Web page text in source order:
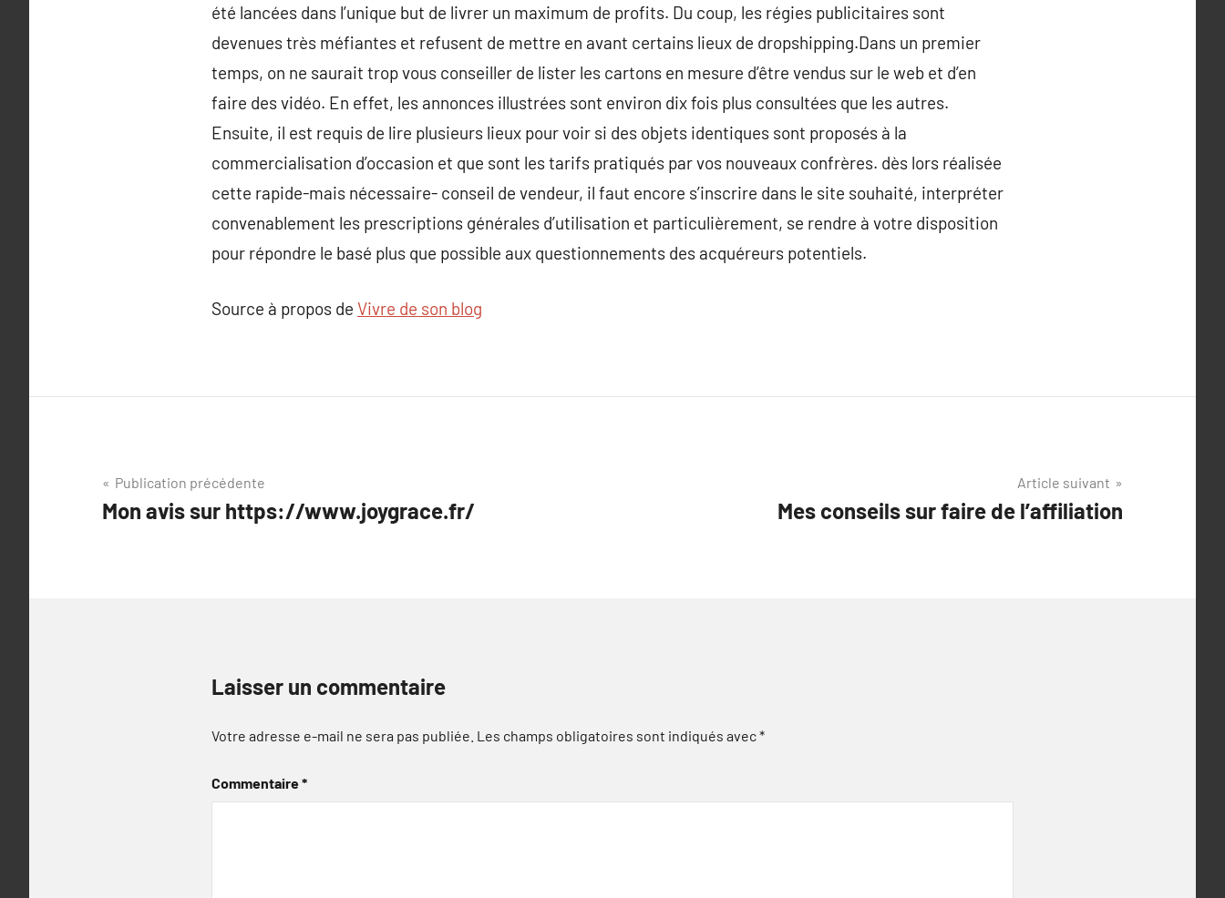
été lancées dans l’unique but de livrer un maximum de profits. Du coup, les régies publicitaires sont
devenues très méfiantes et refusent de mettre en avant certains lieux de dropshipping.Dans un premier
temps, on ne saurait trop vous conseiller de lister les cartons en mesure d’être vendus sur le web et d’en
faire des vidéo. En effet, les annonces illustrées sont environ dix fois plus consultées que les autres.
Ensuite, il est requis de lire plusieurs lieux pour voir si des objets identiques sont proposés à la
commercialisation d’occasion et que sont les tarifs pratiqués par vos nouveaux confrères. dès lors réalisée
cette rapide-mais nécessaire- conseil de vendeur, il faut encore s’inscrire dans le site souhaité, interpréter
convenablement les prescriptions générales d’utilisation et particulièrement, se rendre à votre disposition
pour répondre le basé plus que possible aux questionnements des acquéreurs potentiels.
Source à propos de Vivre de son blog
Navigation
de
Publication précédente
Mon avis sur https://www.joygrace.fr/
Article suivant
Mes conseils sur faire de l’affiliation
Laisser un commentaire
Votre adresse e-mail ne sera pas publiée. Les champs obligatoires sont indiqués avec*
Commentaire*